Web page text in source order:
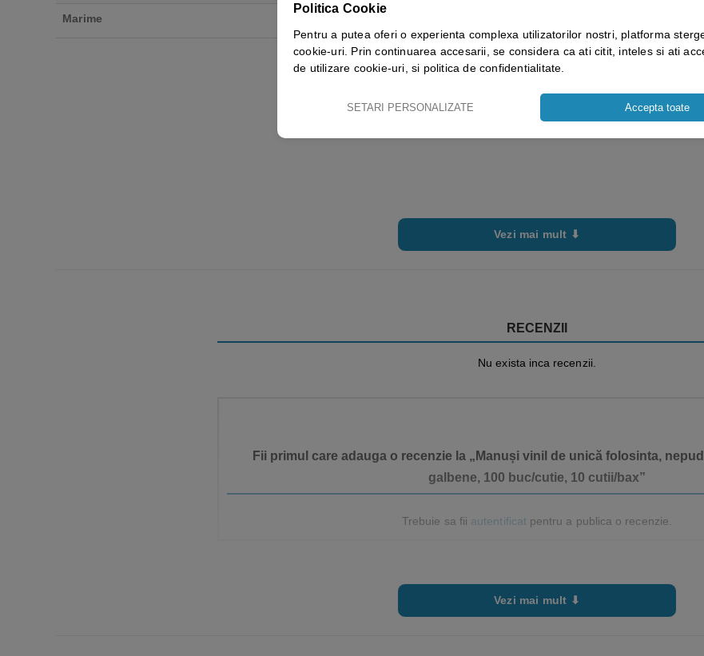
Marime
Vezi mai mult ⬇
RECENZII
Nu exista inca recenzii.
Fii primul care adauga o recenzie la „Manuși vinil de unică folosinta,
galbene, 100 buc/cutie, 10 cutii/bax”
Trebuie sa fii autentificat pentru a publica o recenzie.
Vezi mai mult ⬇
Politica Cookie
Pentru a putea oferi o experienta complexa utilizatorilor nostri, platforma
cookie-uri. Prin continuarea accesarii, se considera ca ati citit, inteles si ati
de utilizare cookie-uri, si politica de confidentialitate.
SETARI PERSONALIZATE Accepta toate